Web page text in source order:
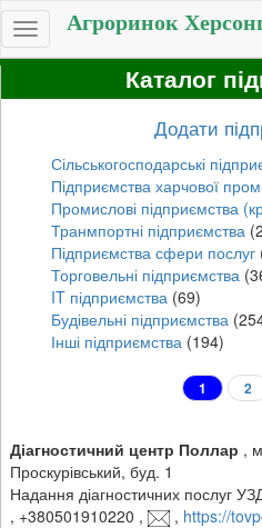
Toggle
navigation
Агроринок
Каталог
Додати
Сільськогосподарські
Підприємства харчової
Промислові підприємства
Транмпортні підприємства
Підприємства сфери послуг
Торговельні підприємства
IT підприємства (69)
Будівельні підприємства
Інші підприємства (194)
1 2
Діагностичний центр Поллар ,
Проскурівський, буд. 1
Надання діагностичних послуг
, +380501910220 , , https://